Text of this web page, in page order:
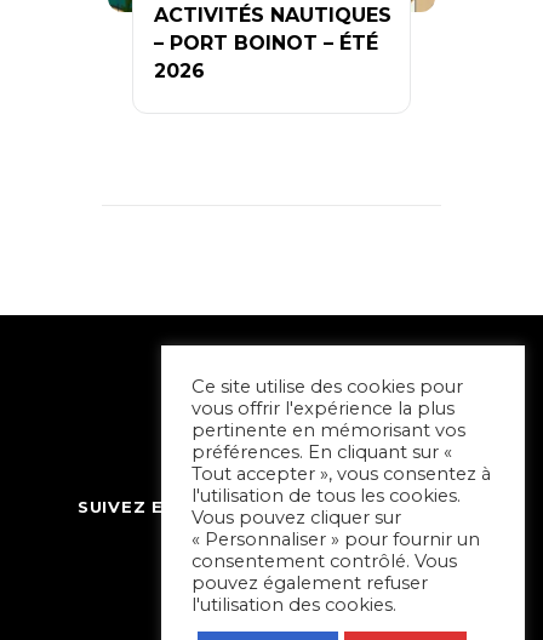
ACTIVITÉS NAUTIQUES
– PORT BOINOT – ÉTÉ
2026
SUIVEZ ET CONTACTEZ SORTIR À NIORT
Ce site utilise des cookies pour
vous offrir l'expérience la plus
pertinente en mémorisant vos
préférences. En cliquant sur «
Tout accepter », vous consentez à
l'utilisation de tous les cookies.
Vous pouvez cliquer sur
« Personnaliser » pour fournir un
consentement contrôlé. Vous
pouvez également refuser
l'utilisation des cookies.